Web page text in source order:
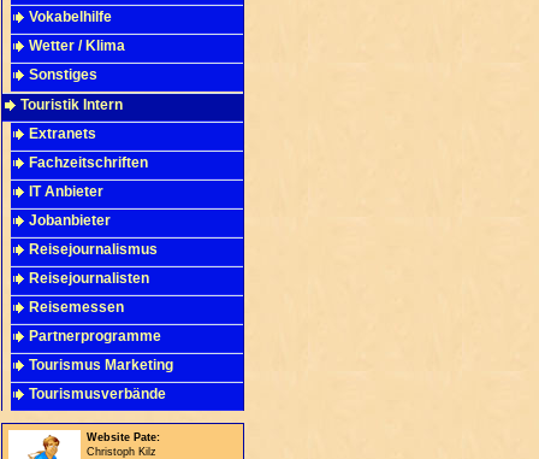
Vokabelhilfe
Wetter / Klima
Sonstiges
Touristik Intern
Extranets
Fachzeitschriften
IT Anbieter
Jobanbieter
Reisejournalismus
Reisejournalisten
Reisemessen
Partnerprogramme
Tourismus Marketing
Tourismusverbände
Website Pate:
Christoph Kilz